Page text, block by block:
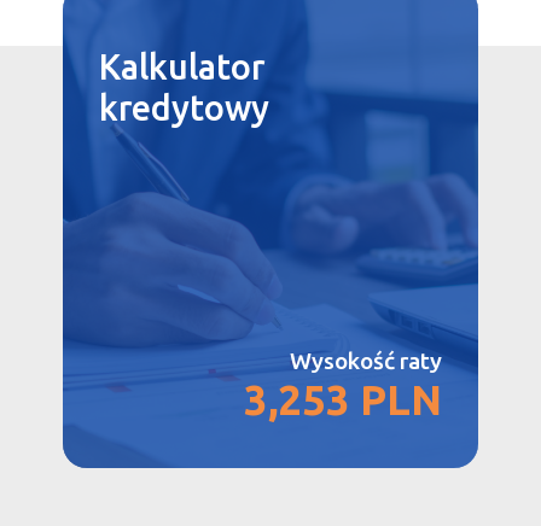
Kalkulator
kredytowy
Wysokość raty
3,253 PLN